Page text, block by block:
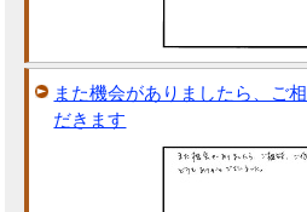
また機会がありましたら、ご
だきます